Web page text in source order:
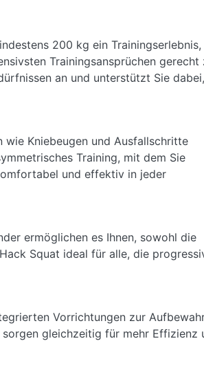
200 kg ein Trainingserlebnis,
Trainingsansprüchen gerecht
an und unterstützt Sie
Kniebeugen und Ausfallschritte
Training, mit dem Sie
und effektiv in jeder
ermöglichen es Ihnen, sowohl die
Squat ideal für alle, die
Vorrichtungen zur
gleichzeitig für mehr Effizienz